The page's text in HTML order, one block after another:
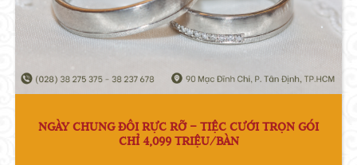
NGÀY CHUNG ĐÔI RỰC RỠ – TIỆC CƯỚI TRỌN GÓI
CHỈ 4,099 TRIỆU/BÀN